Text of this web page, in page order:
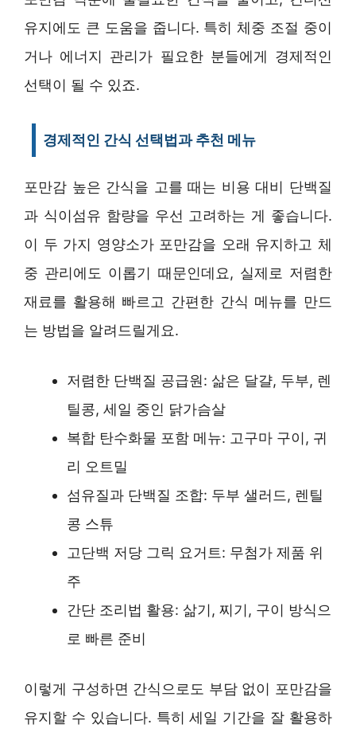
유지에도 큰 도움을 줍니다. 특히 체중 조절 중이
거나 에너지 관리가 필요한 분들에게 경제적인
선택이 될 수 있죠.
경제적인 간식 선택법과 추천 메뉴
포만감 높은 간식을 고를 때는 비용 대비 단백질
과 식이섬유 함량을 우선 고려하는 게 좋습니다.
이 두 가지 영양소가 포만감을 오래 유지하고 체
중 관리에도 이롭기 때문인데요, 실제로 저렴한
재료를 활용해 빠르고 간편한 간식 메뉴를 만드
는 방법을 알려드릴게요.
저렴한 단백질 공급원: 삶은 달걀, 두부, 렌
틸콩, 세일 중인 닭가슴살
복합 탄수화물 포함 메뉴: 고구마 구이, 귀
리 오트밀
섬유질과 단백질 조합: 두부 샐러드, 렌틸
콩 스튜
고단백 저당 그릭 요거트: 무첨가 제품 위
주
간단 조리법 활용: 삶기, 찌기, 구이 방식으
로 빠른 준비
이렇게 구성하면 간식으로도 부담 없이 포만감을
유지할 수 있습니다. 특히 세일 기간을 잘 활용하